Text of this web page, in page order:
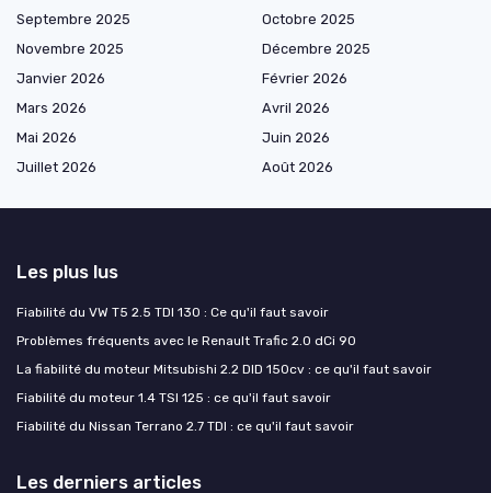
Septembre 2025
Octobre 2025
Novembre 2025
Décembre 2025
Janvier 2026
Février 2026
Mars 2026
Avril 2026
Mai 2026
Juin 2026
Juillet 2026
Août 2026
Les plus lus
Fiabilité du VW T5 2.5 TDI 130 : Ce qu'il faut savoir
Problèmes fréquents avec le Renault Trafic 2.0 dCi 90
La fiabilité du moteur Mitsubishi 2.2 DID 150cv : ce qu'il faut savoir
Fiabilité du moteur 1.4 TSI 125 : ce qu'il faut savoir
Fiabilité du Nissan Terrano 2.7 TDI : ce qu'il faut savoir
Les derniers articles